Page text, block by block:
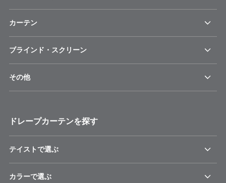
カーテン
ブラインド・スクリーン
その他
ドレープカーテンを探す
テイストで選ぶ
カラーで選ぶ